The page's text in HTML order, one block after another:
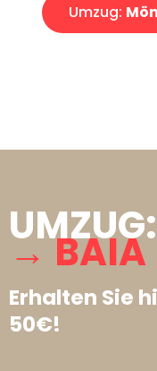
Umzug:
→ BAIA
Erhalten Sie
50€!